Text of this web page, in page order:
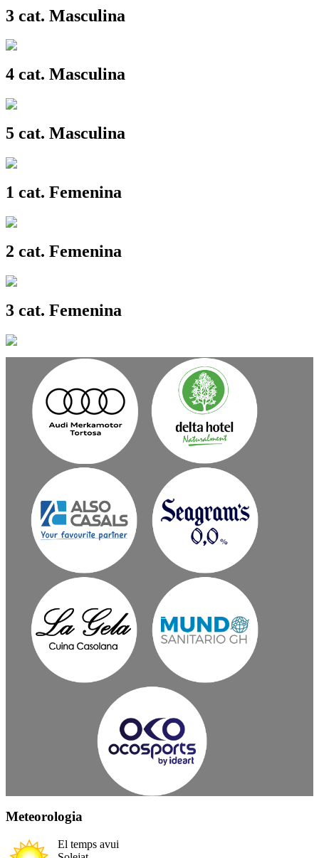
3 cat. Masculina
4 cat. Masculina
5 cat. Masculina
1 cat. Femenina
2 cat. Femenina
3 cat. Femenina
Meteorologia
El temps avui